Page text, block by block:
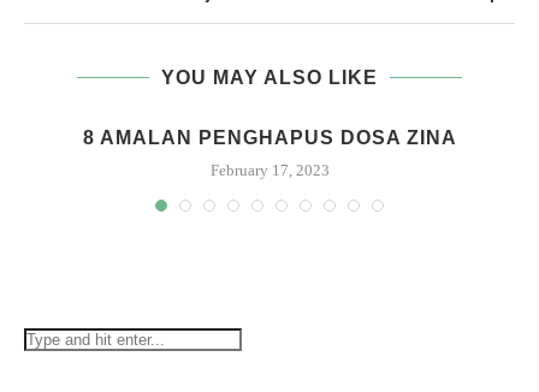
YOU MAY ALSO LIKE
8 AMALAN PENGHAPUS DOSA ZINA
February 17, 2023